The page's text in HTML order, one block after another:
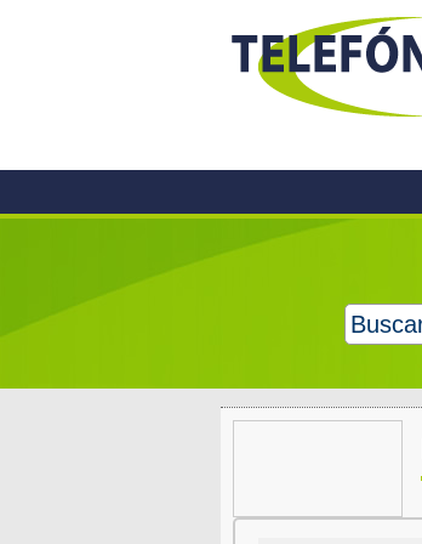
Buscar: